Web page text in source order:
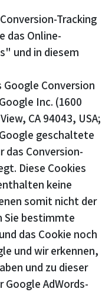
Tracking
das Online-
und in diesem
Conversion
Inc. (1600
CA 94043, USA;
geschaltete
das Conversion-
Diese Cookies
keine
somit nicht der
Sie bestimmte
das Cookie noch
und wir erkennen,
und zu dieser
AdWords-